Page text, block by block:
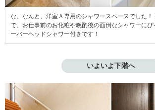
な、なんと、洋室Ａ専用のシャワースペースでした
で、お仕事前のお化粧や晩酌後の面倒なシャワーに
ーバーヘッドシャワー付きです！
いよいよ下階へ